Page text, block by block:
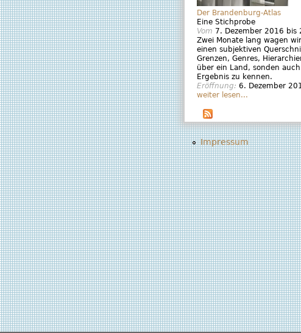
Der Brandenburg-Atlas
Eine Stichprobe
Vom 7. Dezember 2016 bis
Zwei Monate lang wagen
einen subjektiven
Grenzen, Genres,
über ein Land, sonden
Ergebnis zu kennen.
Eröffnung: 6. Dezember
weiter lesen...
Impressum